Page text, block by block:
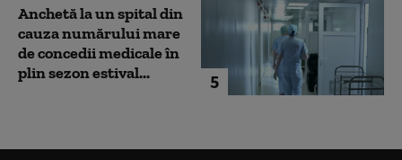
5
Anchetă la un spital din
cauza numărului mare
de concedii medicale în
plin sezon estival...